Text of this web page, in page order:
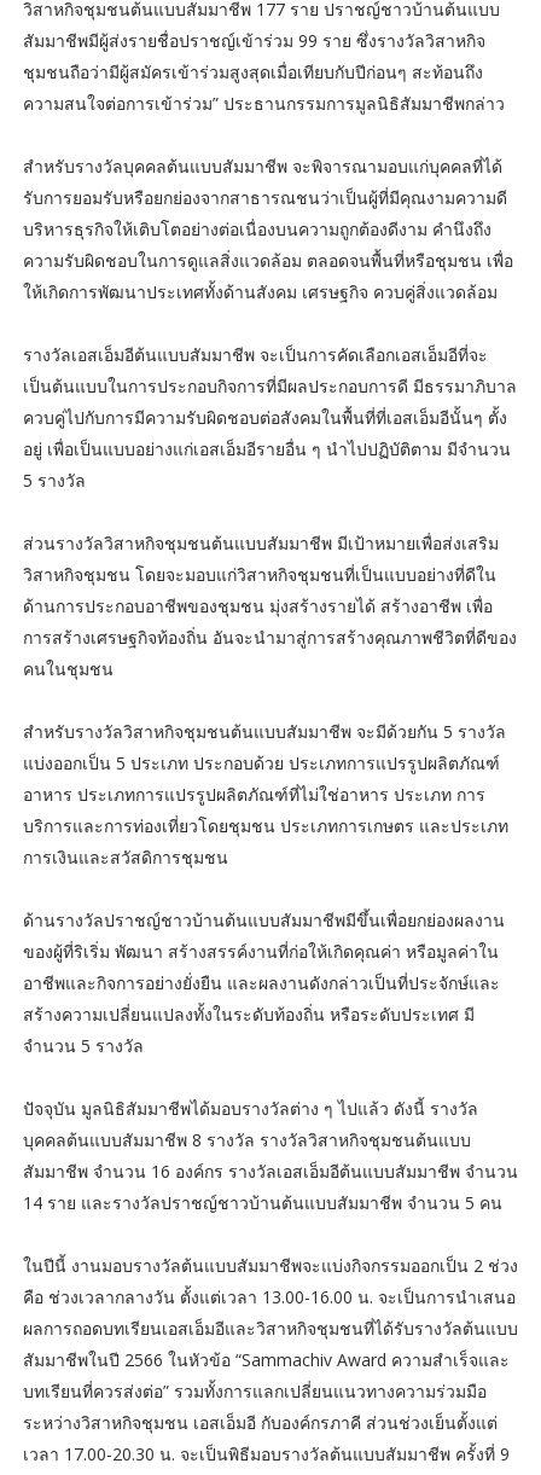
วิสาหกิจชุมชนต้นแบบสัมมาชีพ 177 ราย ปราชญ์ชาวบ้านต้นแบบ
สัมมาชีพมีผู้ส่งรายชื่อปราชญ์เข้าร่วม 99 ราย ซึ่งรางวัลวิสาหกิจ
ชุมชนถือว่ามีผู้สมัครเข้าร่วมสูงสุดเมื่อเทียบกับปีก่อนๆ สะท้อนถึง
ความสนใจต่อการเข้าร่วม” ประธานกรรมการมูลนิธิสัมมาชีพกล่าว
สำหรับรางวัลบุคคลต้นแบบสัมมาชีพ จะพิจารณามอบแก่บุคคลที่ได้
รับการยอมรับหรือยกย่องจากสาธารณชนว่าเป็นผู้ที่มีคุณงามความดี
บริหารธุรกิจให้เติบโตอย่างต่อเนื่องบนความถูกต้องดีงาม คำนึงถึง
ความรับผิดชอบในการดูแลสิ่งแวดล้อม ตลอดจนพื้นที่หรือชุมชน เพื่อ
ให้เกิดการพัฒนาประเทศทั้งด้านสังคม เศรษฐกิจ ควบคู่สิ่งแวดล้อม
รางวัลเอสเอ็มอีต้นแบบสัมมาชีพ จะเป็นการคัดเลือกเอสเอ็มอีที่จะ
เป็นต้นแบบในการประกอบกิจการที่มีผลประกอบการดี มีธรรมาภิบาล
ควบคู่ไปกับการมีความรับผิดชอบต่อสังคมในพื้นที่ที่เอสเอ็มอีนั้นๆ ตั้ง
อยู่ เพื่อเป็นแบบอย่างแก่เอสเอ็มอีรายอื่น ๆ นำไปปฏิบัติตาม มีจำนวน
5 รางวัล
ส่วนรางวัลวิสาหกิจชุมชนต้นแบบสัมมาชีพ มีเป้าหมายเพื่อส่งเสริม
วิสาหกิจชุมชน โดยจะมอบแก่วิสาหกิจชุมชนที่เป็นแบบอย่างที่ดีใน
ด้านการประกอบอาชีพของชุมชน มุ่งสร้างรายได้ สร้างอาชีพ เพื่อ
การสร้างเศรษฐกิจท้องถิ่น อันจะนำมาสู่การสร้างคุณภาพชีวิตที่ดีของ
คนในชุมชน
สำหรับรางวัลวิสาหกิจชุมชนต้นแบบสัมมาชีพ จะมีด้วยกัน 5 รางวัล
แบ่งออกเป็น 5 ประเภท ประกอบด้วย ประเภทการแปรรูปผลิตภัณฑ์
อาหาร ประเภทการแปรรูปผลิตภัณฑ์ที่ไม่ใช่อาหาร ประเภท การ
บริการและการท่องเที่ยวโดยชุมชน ประเภทการเกษตร และประเภท
การเงินและสวัสดิการชุมชน
ด้านรางวัลปราชญ์ชาวบ้านต้นแบบสัมมาชีพมีขึ้นเพื่อยกย่องผลงาน
ของผู้ที่ริเริ่ม พัฒนา สร้างสรรค์งานที่ก่อให้เกิดคุณค่า หรือมูลค่าใน
อาชีพและกิจการอย่างยั่งยืน และผลงานดังกล่าวเป็นที่ประจักษ์และ
สร้างความเปลี่ยนแปลงทั้งในระดับท้องถิ่น หรือระดับประเทศ มี
จำนวน 5 รางวัล
ปัจจุบัน มูลนิธิสัมมาชีพได้มอบรางวัลต่าง ๆ ไปแล้ว ดังนี้ รางวัล
บุคคลต้นแบบสัมมาชีพ 8 รางวัล รางวัลวิสาหกิจชุมชนต้นแบบ
สัมมาชีพ จำนวน 16 องค์กร รางวัลเอสเอ็มอีต้นแบบสัมมาชีพ จำนวน
14 ราย และรางวัลปราชญ์ชาวบ้านต้นแบบสัมมาชีพ จำนวน 5 คน
ในปีนี้ งานมอบรางวัลต้นแบบสัมมาชีพจะแบ่งกิจกรรมออกเป็น 2 ช่วง
คือ ช่วงเวลากลางวัน ตั้งแต่เวลา 13.00-16.00 น. จะเป็นการนำเสนอ
ผลการถอดบทเรียนเอสเอ็มอีและวิสาหกิจชุมชนที่ได้รับรางวัลต้นแบบ
สัมมาชีพในปี 2566 ในหัวข้อ “Sammachiv Award ความสำเร็จและ
บทเรียนที่ควรส่งต่อ” รวมทั้งการแลกเปลี่ยนแนวทางความร่วมมือ
ระหว่างวิสาหกิจชุมชน เอสเอ็มอี กับองค์กรภาคี ส่วนช่วงเย็นตั้งแต่
เวลา 17.00-20.30 น. จะเป็นพิธีมอบรางวัลต้นแบบสัมมาชีพ ครั้งที่ 9